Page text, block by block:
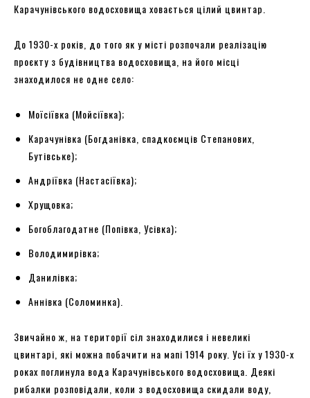
Карачунівського водосховища ховається цілий цвинтар.
До 1930-х років, до того як у місті розпочали реалізацію
проєкту з будівництва водосховища, на його місці
знаходилося не одне село:
Моїсіївка (Мойсіївка);
Карачунівка (Богданівка, спадкоємців Степанових,
Бутівське);
Андріївка (Настасіївка);
Хрущовка;
Богоблагодатне (Попівка, Усівка);
Володимирівка;
Данилівка;
Аннівка (Соломинка).
Звичайно ж, на території сіл знаходилися і невеликі
цвинтарі, які можна побачити на мапі 1914 року. Усі їх у 1930-х
роках поглинула вода Карачунівського водосховища. Деякі
рибалки розповідали, коли з водосховища скидали воду,